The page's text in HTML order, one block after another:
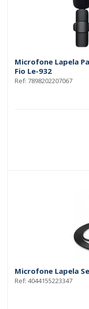
Microfone Lapela
Fio Le-932
Ref: 7898202207067
Microfone Lapela
Ref: 4044155223347